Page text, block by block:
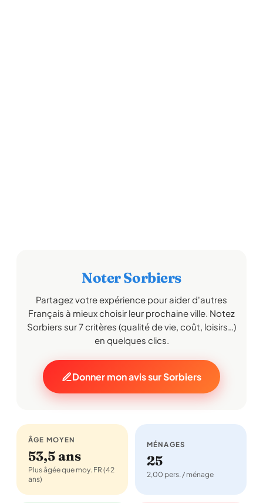
Noter Sorbiers
Partagez votre expérience pour aider d'autres
Français à mieux choisir leur prochaine ville. Notez
Sorbiers sur 7 critères (qualité de vie, coût, loisirs…)
en quelques clics.
Donner mon avis sur Sorbiers
ÂGE MOYEN
53,5 ans
Plus âgée que moy. FR (42
ans)
MÉNAGES
25
2,00 pers. / ménage